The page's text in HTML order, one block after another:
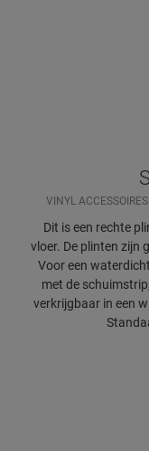
VINYL ACCESSOIRES
Dit is een rechte
vloer. De plinten zijn
Voor een
met de
verkrijgbaar in een